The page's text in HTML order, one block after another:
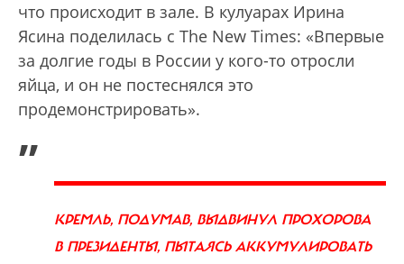
что происходит в зале. В кулуарах Ирина
Ясина поделилась с The New Times: «Впервые
за долгие годы в России у кого-то отросли
яйца, и он не постеснялся это
продемонстрировать».
„
КРЕМЛЬ, ПОДУМАВ, ВЫДВИНУЛ ПРОХОРОВА
В ПРЕЗИДЕНТЫ, ПЫТАЯСЬ АККУМУЛИРОВАТЬ